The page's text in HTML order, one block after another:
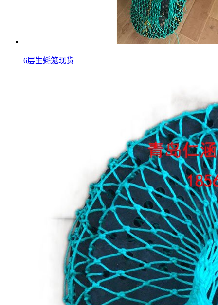
6层生蚝笼现货